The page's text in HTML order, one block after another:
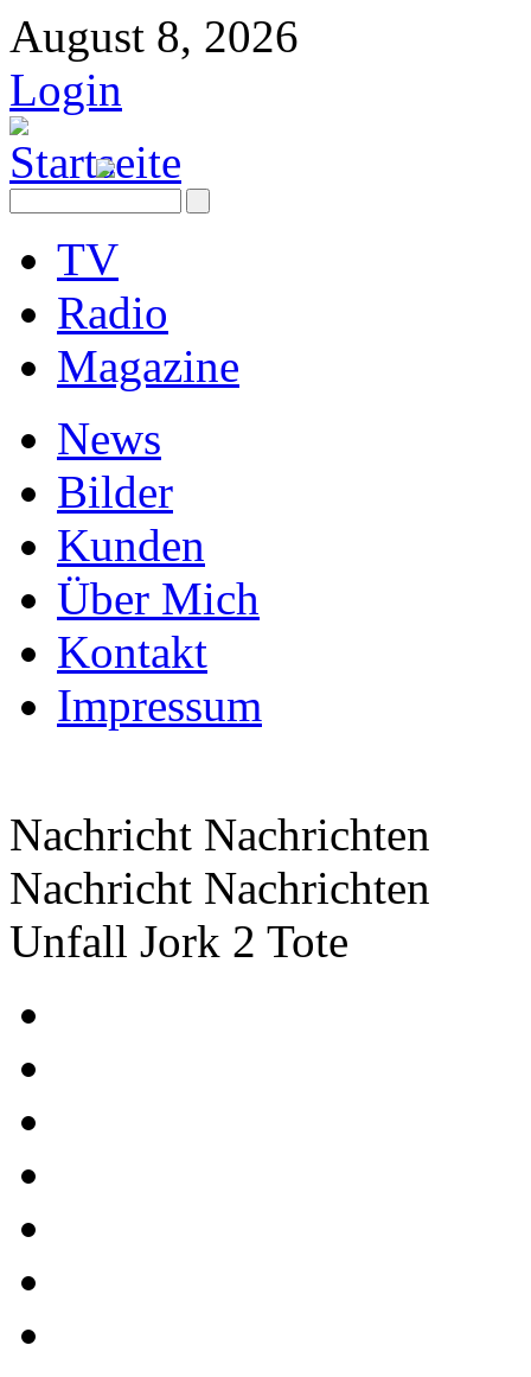
August 8, 2026
Login
TV
Radio
Magazine
News
Bilder
Kunden
Über Mich
Kontakt
Impressum
Nachricht Nachrichten
Nachricht Nachrichten
Unfall Jork 2 Tote